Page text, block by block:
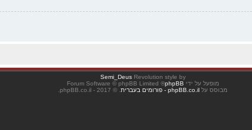
Revolution style by
Semi_Deus
מופעל על ידי phpBB
® Forum Software © phpBB Limited
מבוסס על phpBB.co.il - פורומים בעברית . © 2017 - phpBB.co.il.